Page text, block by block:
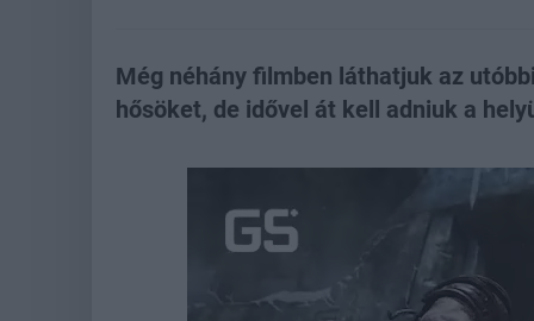
Még néhány filmben láthatjuk az
hősöket, de idővel át kell adniuk a